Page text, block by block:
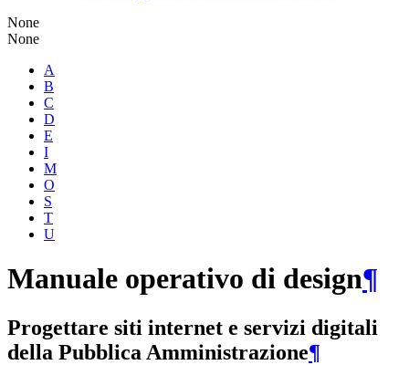
None
None
A
B
C
D
E
I
M
O
S
T
U
Manuale operativo di design¶
Progettare siti internet e servizi digitali
della Pubblica Amministrazione¶